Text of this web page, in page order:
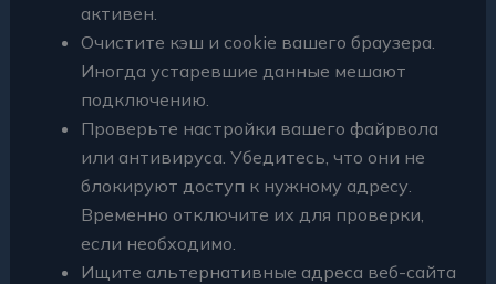
активен.
Очистите кэш и cookie вашего браузера.
Иногда устаревшие данные мешают
подключению.
Проверьте настройки вашего файрвола
или антивируса. Убедитесь, что они не
блокируют доступ к нужному адресу.
Временно отключите их для проверки,
если необходимо.
Ищите альтернативные адреса веб-сайта